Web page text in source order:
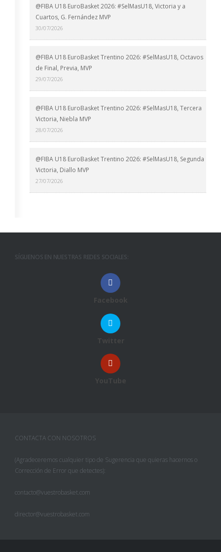
@FIBA U18 EuroBasket 2026: #SelMasU18, Victoria y a
Cuartos, G. Fernández MVP
30/07/2026
@FIBA U18 EuroBasket Trentino 2026: #SelMasU18, Octavos
de Final, Previa, MVP
29/07/2026
@FIBA U18 EuroBasket Trentino 2026: #SelMasU18, Tercera
Victoria, Niebla MVP
28/07/2026
@FIBA U18 EuroBasket Trentino 2026: #SelMasU18, Segunda
Victoria, Diallo MVP
27/07/2026
SÍGUENOS EN NUESTRAS REDES SOCIALES:
Facebook
Twitter
YouTube
CONTACTA CON NOSOTROS
(Agradeceremos cualquier tipo de Sugerencia que quieras hacernos o
Corrección de Error que detectes):
contacto@vuestrobasket.com
director@vuestrobasket.com